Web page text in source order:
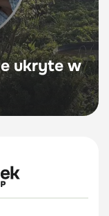
ukryte w